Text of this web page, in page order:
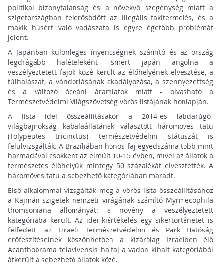
politikai bizonytalanság és a növekvő szegénység miatt a
szigetországban felerősödött az illegális fakitermelés, és a
makik húsért való vadászata is egyre égetőbb problémát
jelent.
A Japánban különleges ínyencségnek számító és az ország
legdrágább halételeként ismert japán angolna a
veszélyeztetett fajok közé került az élőhelyének elvesztése, a
túlhalászat, a vándorlásának akadályozása, a szennyezettség
és a változó óceáni áramlatok miatt - olvasható a
Természetvédelmi Világszövetség vörös listájának honlapján.
A lista idei összeállításakor a 2014-es labdarúgó-
világbajnokság kabalaállatának választott háromöves tatu
(Tolypeutes tricinctus) természetvédelmi státuszát is
felülvizsgálták. A Brazíliában honos faj egyedszáma több mint
harmadával csökkent az elmúlt 10-15 évben, mivel az állatok a
természetes élőhelyük mintegy 50 százalékát elvesztették. A
háromöves tatu a sebezhető kategóriában maradt.
Első alkalommal vizsgálták meg a vörös lista összeállításához
a Kajmán-szigetek nemzeti virágának számító Myrmecophila
thomsoniana állományát: a növény a veszélyeztetett
kategóriába került. Az idei kiértékelés egy sikertörténetet is
felfedett: az Izraeli Természetvédelmi és Park Hatóság
erőfeszítéseinek köszönhetően a kizárólag Izraelben élő
Acanthobrama telavivensis halfaj a vadon kihalt kategóriából
átkerült a sebezhető állatok közé.